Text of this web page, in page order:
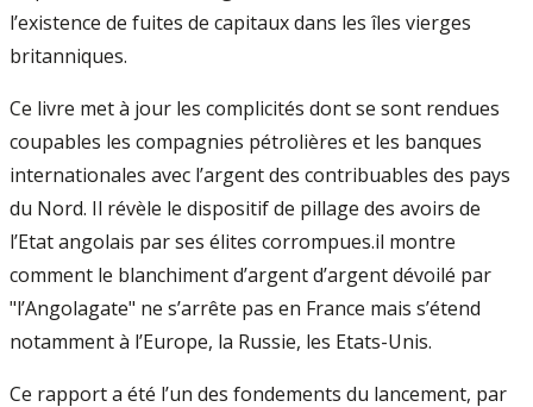
l’existence de fuites de capitaux dans les îles vierges
britanniques.
Ce livre met à jour les complicités dont se sont rendues
coupables les compagnies pétrolières et les banques
internationales avec l’argent des contribuables des pays
du Nord. Il révèle le dispositif de pillage des avoirs de
l’Etat angolais par ses élites corrompues.il montre
comment le blanchiment d’argent d’argent dévoilé par
"l’Angolagate" ne s’arrête pas en France mais s’étend
notamment à l’Europe, la Russie, les Etats-Unis.
Ce rapport a été l’un des fondements du lancement, par